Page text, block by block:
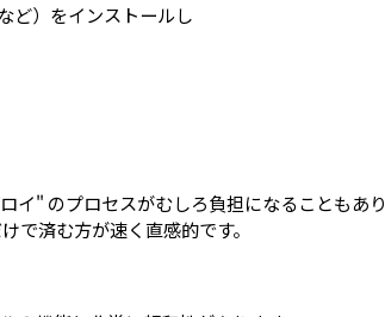
）をインストールし
" のプロセスがむしろ負担になることもあり
で済む方が速く直感的です。